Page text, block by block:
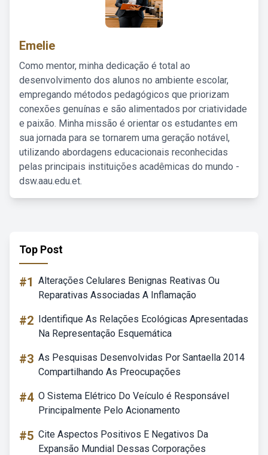
Emelie
Como mentor, minha dedicação é total ao
desenvolvimento dos alunos no ambiente escolar,
empregando métodos pedagógicos que priorizam
conexões genuínas e são alimentados por criatividade
e paixão. Minha missão é orientar os estudantes em
sua jornada para se tornarem uma geração notável,
utilizando abordagens educacionais reconhecidas
pelas principais instituições acadêmicas do mundo -
dsw.aau.edu.et.
Top Post
#1 Alterações Celulares Benignas Reativas Ou
Reparativas Associadas A Inflamação
#2 Identifique As Relações Ecológicas Apresentadas
Na Representação Esquemática
#3 As Pesquisas Desenvolvidas Por Santaella 2014
Compartilhando As Preocupações
#4 O Sistema Elétrico Do Veículo é Responsável
Principalmente Pelo Acionamento
#5 Cite Aspectos Positivos E Negativos Da
Expansão Mundial Dessas Corporações